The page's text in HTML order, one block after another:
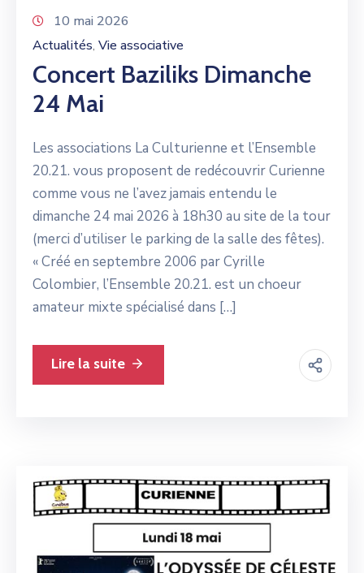
10 mai 2026
Actualités‚ Vie associative
Concert Baziliks Dimanche
24 Mai
Les associations La Culturienne et l’Ensemble
20.21. vous proposent de redécouvrir Curienne
comme vous ne l’avez jamais entendu le
dimanche 24 mai 2026 à 18h30 au site de la tour
(merci d’utiliser le parking de la salle des fêtes).
« Créé en septembre 2006 par Cyrille
Colombier, l’Ensemble 20.21. est un choeur
amateur mixte spécialisé dans […]
Lire la suite